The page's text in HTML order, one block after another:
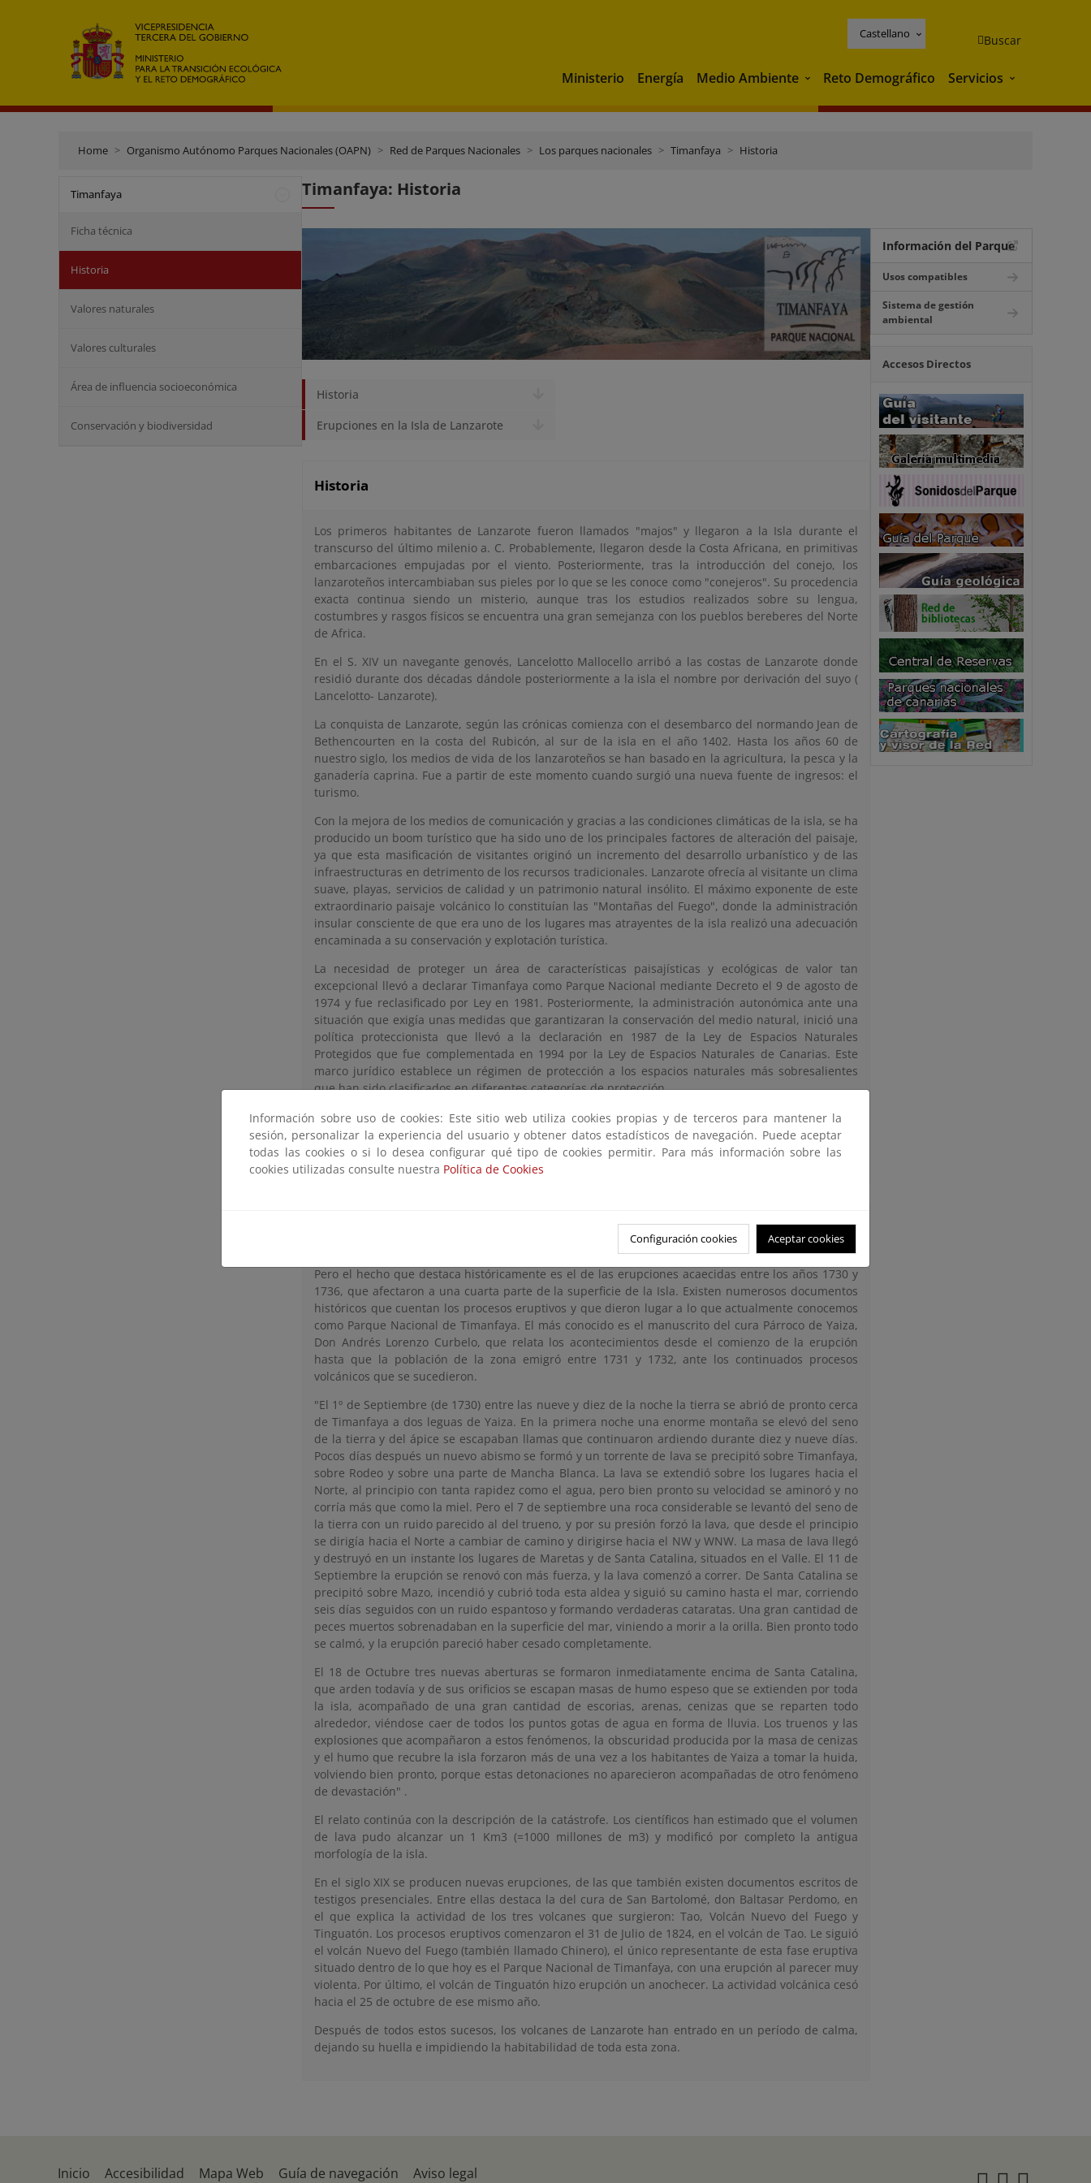
Castellano Buscar
Ministerio Energía Medio Ambiente Medio Ambiente
Reto Demográfico Servicios Servicios
Home Organismo Autónomo Parques Nacionales (OAPN) Red de Parques Nacionales Los parques nacionales Timanfaya Historia
Timanfaya
Ficha técnica
Historia
Valores naturales
Valores culturales
Área de influencia socioeconómica
Conservación y biodiversidad
Timanfaya: Historia
Historia
Erupciones en la Isla de Lanzarote
Historia
Los primeros habitantes de Lanzarote fueron llamados "majos" y llegaron a la Isla durante el
transcurso del último milenio a. C. Probablemente, llegaron desde la Costa Africana, en primitivas
embarcaciones empujadas por el viento. Posteriormente, tras la introducción del conejo, los
lanzaroteños intercambiaban sus pieles por lo que se les conoce como "conejeros". Su procedencia
exacta continua siendo un misterio, aunque tras los estudios realizados sobre su lengua,
costumbres y rasgos físicos se encuentra una gran semejanza con los pueblos bereberes del Norte
de Africa.
En el S. XIV un navegante genovés, Lancelotto Mallocello arribó a las costas de Lanzarote donde
residió durante dos décadas dándole posteriormente a la isla el nombre por derivación del suyo (
Lancelotto- Lanzarote).
La conquista de Lanzarote, según las crónicas comienza con el desembarco del normando Jean de
Bethencourten en la costa del Rubicón, al sur de la isla en el año 1402. Hasta los años 60 de
nuestro siglo, los medios de vida de los lanzaroteños se han basado en la agricultura, la pesca y la
ganadería caprina. Fue a partir de este momento cuando surgió una nueva fuente de ingresos: el
turismo.
Con la mejora de los medios de comunicación y gracias a las condiciones climáticas de la isla, se ha
producido un boom turístico que ha sido uno de los principales factores de alteración del paisaje,
ya que esta masificación de visitantes originó un incremento del desarrollo urbanístico y de las
infraestructuras en detrimento de los recursos tradicionales. Lanzarote ofrecía al visitante un clima
suave, playas, servicios de calidad y un patrimonio natural insólito. El máximo exponente de este
extraordinario paisaje volcánico lo constituían las "Montañas del Fuego", donde la administración
insular consciente de que era uno de los lugares mas atrayentes de la isla realizó una adecuación
encaminada a su conservación y explotación turística.
La necesidad de proteger un área de características paisajísticas y ecológicas de valor tan
excepcional llevó a declarar Timanfaya como Parque Nacional mediante Decreto el 9 de agosto de
1974 y fue reclasificado por Ley en 1981. Posteriormente, la administración autonómica ante una
situación que exigía unas medidas que garantizaran la conservación del medio natural, inició una
política proteccionista que llevó a la declaración en 1987 de la Ley de Espacios Naturales
Protegidos que fue complementada en 1994 por la Ley de Espacios Naturales de Canarias. Este
marco jurídico establece un régimen de protección a los espacios naturales más sobresalientes
que han sido clasificados en diferentes categorías de protección.
Como órgano colaborador en la gestión se creó el Patronato del Parque en el que están
representados todos los sectores involucrados (Administración General del Estado, Cabildo,
Comunidad Autónoma, Ayuntamientos, Universidades, y Asociaciones conservacionistas, etc.)
Pero el hecho que destaca históricamente es el de las erupciones acaecidas entre los años 1730 y
1736, que afectaron a una cuarta parte de la superficie de la Isla. Existen numerosos documentos
históricos que cuentan los procesos eruptivos y que dieron lugar a lo que actualmente conocemos
como Parque Nacional de Timanfaya. El más conocido es el manuscrito del cura Párroco de Yaiza,
Don Andrés Lorenzo Curbelo, que relata los acontecimientos desde el comienzo de la erupción
hasta que la población de la zona emigró entre 1731 y 1732, ante los continuados procesos
volcánicos que se sucedieron.
"El 1º de Septiembre (de 1730) entre las nueve y diez de la noche la tierra se abrió de pronto cerca
de Timanfaya a dos leguas de Yaiza. En la primera noche una enorme montaña se elevó del seno
de la tierra y del ápice se escapaban llamas que continuaron ardiendo durante diez y nueve días.
Pocos días después un nuevo abismo se formó y un torrente de lava se precipitó sobre Timanfaya,
sobre Rodeo y sobre una parte de Mancha Blanca. La lava se extendió sobre los lugares hacia el
Norte, al principio con tanta rapidez como el agua, pero bien pronto su velocidad se aminoró y no
corría más que como la miel. Pero el 7 de septiembre una roca considerable se levantó del seno de
la tierra con un ruido parecido al del trueno, y por su presión forzó la lava, que desde el principio
se dirigía hacia el Norte a cambiar de camino y dirigirse hacia el NW y WNW. La masa de lava llegó
y destruyó en un instante los lugares de Maretas y de Santa Catalina, situados en el Valle. El 11 de
Septiembre la erupción se renovó con más fuerza, y la lava comenzó a correr. De Santa Catalina se
precipitó sobre Mazo, incendió y cubrió toda esta aldea y siguió su camino hasta el mar, corriendo
seis días seguidos con un ruido espantoso y formando verdaderas cataratas. Una gran cantidad de
peces muertos sobrenadaban en la superficie del mar, viniendo a morir a la orilla. Bien pronto todo
se calmó, y la erupción pareció haber cesado completamente.
El 18 de Octubre tres nuevas aberturas se formaron inmediatamente encima de Santa Catalina,
que arden todavía y de sus orificios se escapan masas de humo espeso que se extienden por toda
la isla, acompañado de una gran cantidad de escorias, arenas, cenizas que se reparten todo
alrededor, viéndose caer de todos los puntos gotas de agua en forma de lluvia. Los truenos y las
explosiones que acompañaron a estos fenómenos, la obscuridad producida por la masa de cenizas
y el humo que recubre la isla forzaron más de una vez a los habitantes de Yaiza a tomar la huida,
volviendo bien pronto, porque estas detonaciones no aparecieron acompañadas de otro fenómeno
de devastación" .
El relato continúa con la descripción de la catástrofe. Los científicos han estimado que el volumen
de lava pudo alcanzar un 1 Km3 (=1000 millones de m3) y modificó por completo la antigua
morfología de la isla.
En el siglo XIX se producen nuevas erupciones, de las que también existen documentos escritos de
testigos presenciales. Entre ellas destaca la del cura de San Bartolomé, don Baltasar Perdomo, en
el que explica la actividad de los tres volcanes que surgieron: Tao, Volcán Nuevo del Fuego y
Tinguatón. Los procesos eruptivos comenzaron el 31 de Julio de 1824, en el volcán de Tao. Le siguió
el volcán Nuevo del Fuego (también llamado Chinero), el único representante de esta fase eruptiva
situado dentro de lo que hoy es el Parque Nacional de Timanfaya, con una erupción al parecer muy
violenta. Por último, el volcán de Tinguatón hizo erupción un anochecer. La actividad volcánica cesó
hacia el 25 de octubre de ese mismo año.
Después de todos estos sucesos, los volcanes de Lanzarote han entrado en un período de calma,
dejando su huella e impidiendo la habitabilidad de toda esta zona.
Información del Parque
Usos compatibles
Sistema de gestión
ambiental
Accesos Directos
Información sobre uso de cookies: Este sitio web utiliza cookies propias y de terceros para mantener la
sesión, personalizar la experiencia del usuario y obtener datos estadísticos de navegación. Puede aceptar
todas las cookies o si lo desea configurar qué tipo de cookies permitir. Para más información sobre las
cookies utilizadas consulte nuestra Política de Cookies
Configuración cookies Aceptar cookies
Inicio Accesibilidad Mapa Web Guía de navegación Aviso legal